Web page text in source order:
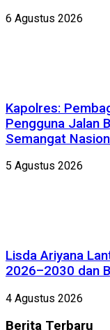
6 Agustus 2026
Kapolres:
Pengguna Jalan
Semangat
5 Agustus 2026
Lisda Ariyana
2026–2030 dan
4 Agustus 2026
Berita Terbaru